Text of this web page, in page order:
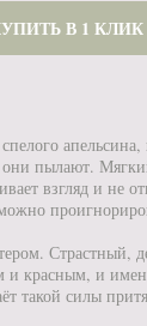
В 1 КЛИК
спелого
они пылают.
взгляд и не
Страстный,
красным, и
такой силы